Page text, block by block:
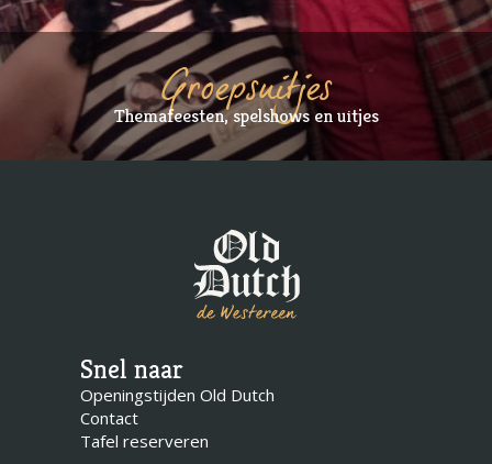
Groepsuitjes
Themafeesten, spelshows en uitjes
Snel naar
Openingstijden Old Dutch
Contact
Tafel reserveren